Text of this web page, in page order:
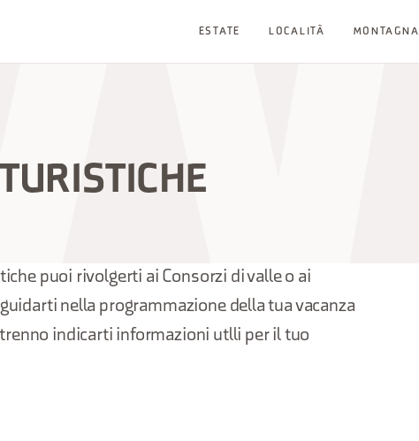
ESTATE LOCALITÀ MONTAGNA
puoi rivolgerti ai Consorzi di valle o ai
nella programmazione della tua vacanza
indicarti informazioni utlli per il tuo